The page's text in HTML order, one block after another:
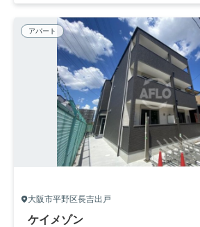
アパート
大阪市平野区長吉出戸
ケイメゾン